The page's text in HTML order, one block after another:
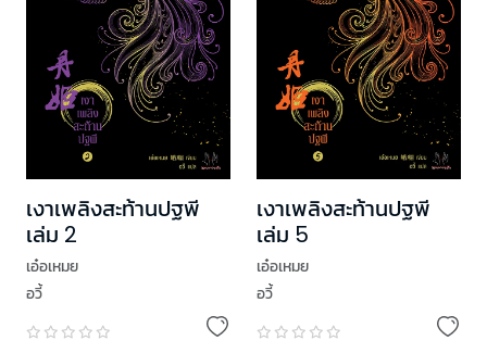
เงาเพลิงสะท้านปฐพี
เล่ม 2
เอ๋อเหมย
อวี้
เงาเพลิงสะท้านปฐพี
เล่ม 5
เอ๋อเหมย
อวี้